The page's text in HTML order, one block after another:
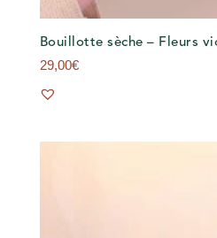
Bouillotte sèche – Fleurs
29,00€